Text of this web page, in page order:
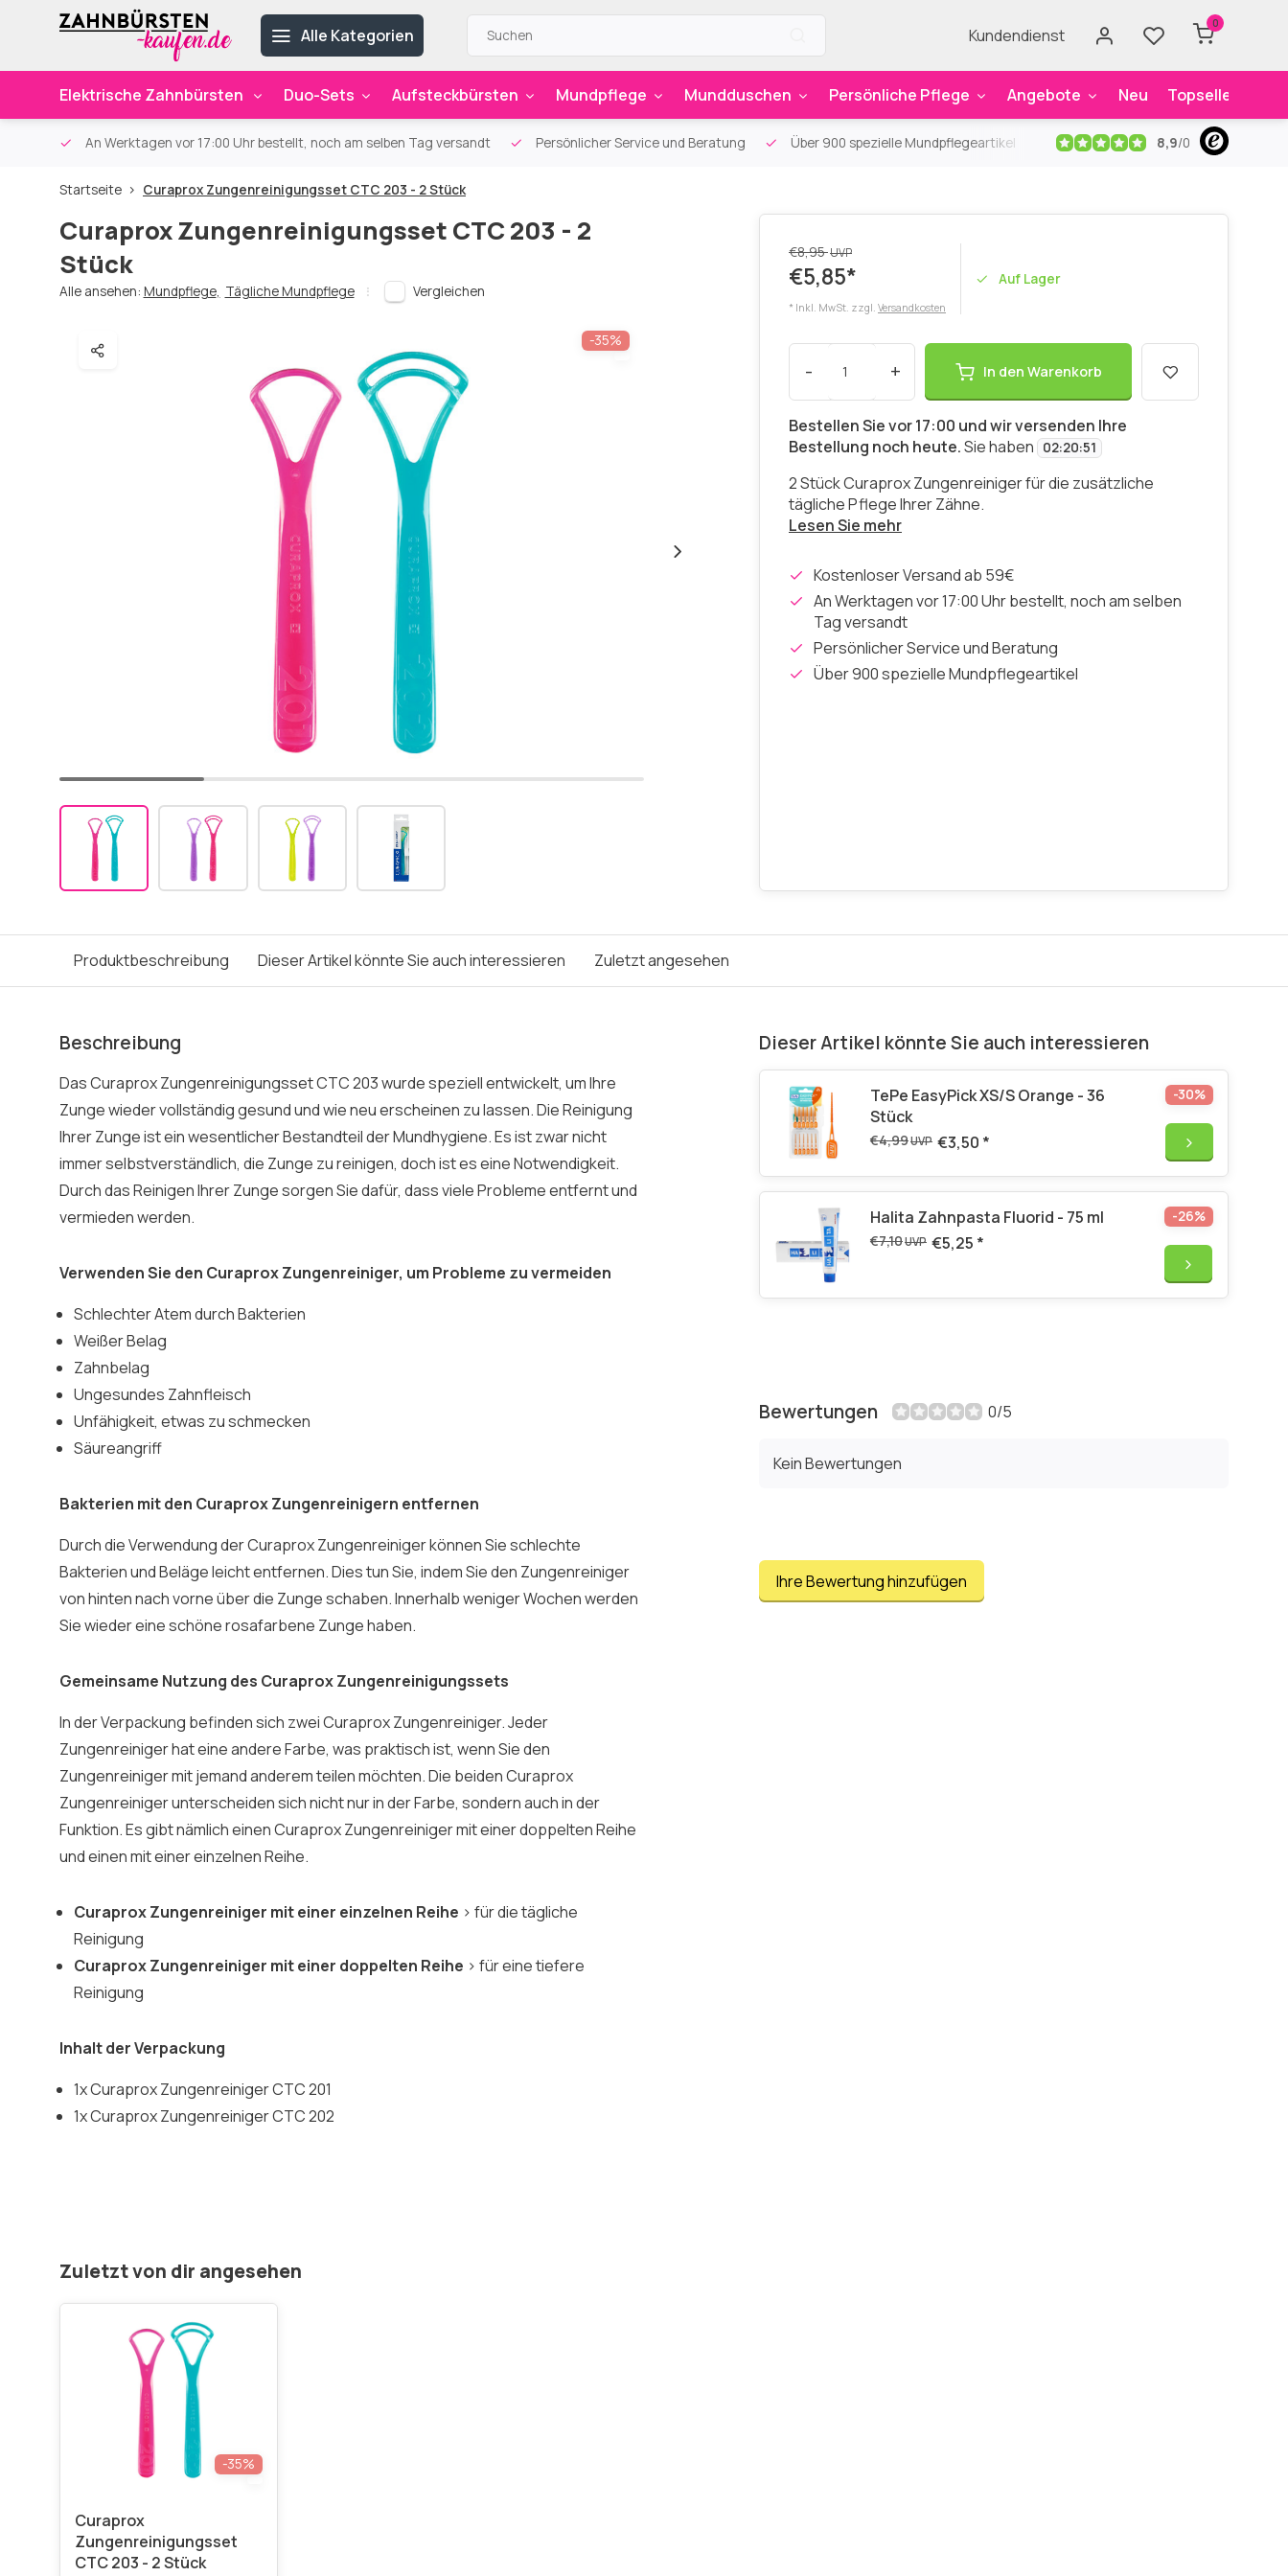
Alle Kategorien Kundendienst
0
Elektrische Zahnbürsten Duo-Sets Aufsteckbürsten Mundpflege Mundduschen Persönliche Pflege Angebote Neu Topseller
An Werktagen vor 17:00 Uhr bestellt, noch am selben Tag versandt Persönlicher Service und Beratung Über 900 spezielle Mundpflegeartikel Kostenloser Versandab 59€
8,9/0
Startseite Curaprox Zungenreinigungsset CTC 203 - 2 Stück
Curaprox Zungenreinigungsset CTC 203 - 2
Stück
Alle ansehen: Mundpflege, Tägliche Mundpflege Vergleichen
-35%
€8,95UVP
€5,85*
* Inkl. MwSt. zzgl. Versandkosten
Auf Lager
- + In den Warenkorb
Bestellen Sie vor 17:00 und wir versenden Ihre
Bestellung noch heute.Sie haben 02:20:50
2 Stück Curaprox Zungenreiniger für die zusätzliche
tägliche Pflege Ihrer Zähne.
Lesen Sie mehr
Kostenloser Versand ab 59€
An Werktagen vor 17:00 Uhr bestellt, noch am selben
Tag versandt
Persönlicher Service und Beratung
Über 900 spezielle Mundpflegeartikel
Produktbeschreibung Dieser Artikel könnte Sie auch interessieren Zuletzt angesehen
Beschreibung
Das Curaprox Zungenreinigungsset CTC 203 wurde speziell entwickelt, um Ihre
Zunge wieder vollständig gesund und wie neu erscheinen zu lassen. Die Reinigung
Ihrer Zunge ist ein wesentlicher Bestandteil der Mundhygiene. Es ist zwar nicht
immer selbstverständlich, die Zunge zu reinigen, doch ist es eine Notwendigkeit.
Durch das Reinigen Ihrer Zunge sorgen Sie dafür, dass viele Probleme entfernt und
vermieden werden.
Verwenden Sie den Curaprox Zungenreiniger, um Probleme zu vermeiden
Schlechter Atem durch Bakterien
Weißer Belag
Zahnbelag
Ungesundes Zahnfleisch
Unfähigkeit, etwas zu schmecken
Säureangriff
Bakterien mit den Curaprox Zungenreinigern entfernen
Durch die Verwendung der Curaprox Zungenreiniger können Sie schlechte
Bakterien und Beläge leicht entfernen. Dies tun Sie, indem Sie den Zungenreiniger
von hinten nach vorne über die Zunge schaben. Innerhalb weniger Wochen werden
Sie wieder eine schöne rosafarbene Zunge haben.
Gemeinsame Nutzung des Curaprox Zungenreinigungssets
In der Verpackung befinden sich zwei Curaprox Zungenreiniger. Jeder
Zungenreiniger hat eine andere Farbe, was praktisch ist, wenn Sie den
Zungenreiniger mit jemand anderem teilen möchten. Die beiden Curaprox
Zungenreiniger unterscheiden sich nicht nur in der Farbe, sondern auch in der
Funktion. Es gibt nämlich einen Curaprox Zungenreiniger mit einer doppelten Reihe
und einen mit einer einzelnen Reihe.
Curaprox Zungenreiniger mit einer einzelnen Reihe > für die tägliche
Reinigung
Curaprox Zungenreiniger mit einer doppelten Reihe > für eine tiefere
Reinigung
Inhalt der Verpackung
1x Curaprox Zungenreiniger CTC 201
1x Curaprox Zungenreiniger CTC 202
Dieser Artikel könnte Sie auch interessieren
TePe EasyPick XS/S Orange - 36
Stück
€4,99UVP €3,50 *
-30%
Halita Zahnpasta Fluorid - 75 ml
€7,10UVP €5,25 *
-26%
Bewertungen 0/5
Kein Bewertungen
Ihre Bewertung hinzufügen
Zuletzt von dir angesehen
-35%
Curaprox
Zungenreinigungsset
CTC 203 - 2 Stück